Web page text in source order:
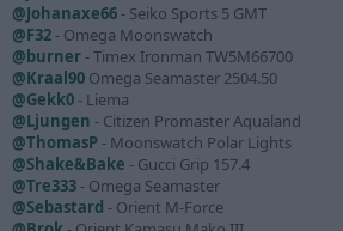
@Johanaxe66 - Seiko Sports 5 GMT
@F32 - Omega Moonswatch
@burner - Timex Ironman TW5M66700
@Kraal90 Omega Seamaster 2504.50
@Gekk0 - Liema
@Ljungen - Citizen Promaster Aqualand
@ThomasP - Moonswatch Polar Lights
@Shake&Bake - Gucci Grip 157.4
@Tre333 - Omega Seamaster
@Sebastard - Orient M-Force